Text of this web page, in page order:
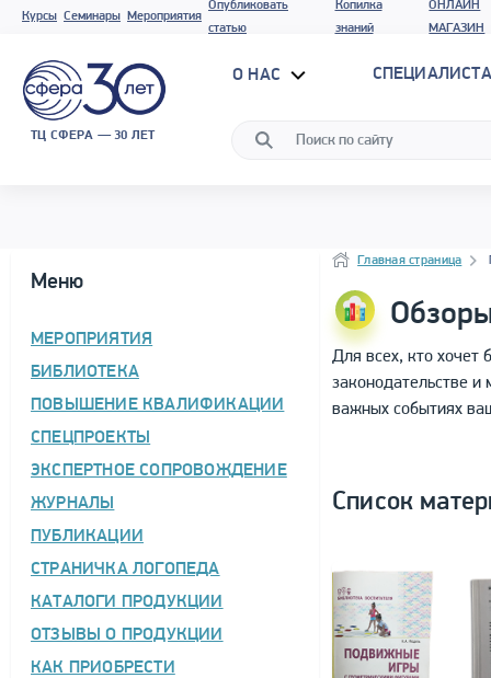
Курсы Семинары Мероприятия
Опубликовать
статью
Копилка
знаний
ОНЛАЙН
МАГАЗИН
ТЦ СФЕРА — 30 ЛЕТ
О НАС
Меню
МЕРОПРИЯТИЯ
БИБЛИОТЕКА
ПОВЫШЕНИЕ КВАЛИФИКАЦИИ
СПЕЦПРОЕКТЫ
ЭКСПЕРТНОЕ СОПРОВОЖДЕНИЕ
ЖУРНАЛЫ
ПУБЛИКАЦИИ
СТРАНИЧКА ЛОГОПЕДА
КАТАЛОГИ ПРОДУКЦИИ
ОТЗЫВЫ О ПРОДУКЦИИ
КАК ПРИОБРЕСТИ
Блок новостей
НавигацияГлавная страница
Для всех, кто хочет
законодательстве и
важных событиях
Список